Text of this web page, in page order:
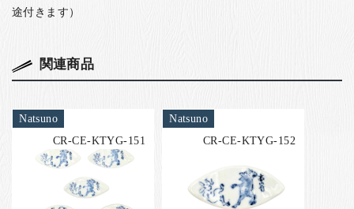
途付きます）
関連商品
Natsuno
CR-CE-KTYG-151
Natsuno
CR-CE-KTYG-152